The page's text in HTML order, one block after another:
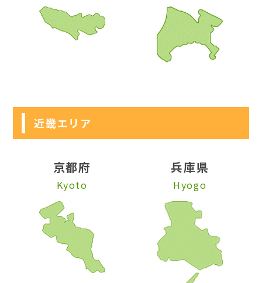
近畿エリア
京都府
Kyoto
兵庫県
Hyogo